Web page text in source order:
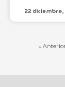
22 diciembre,
«